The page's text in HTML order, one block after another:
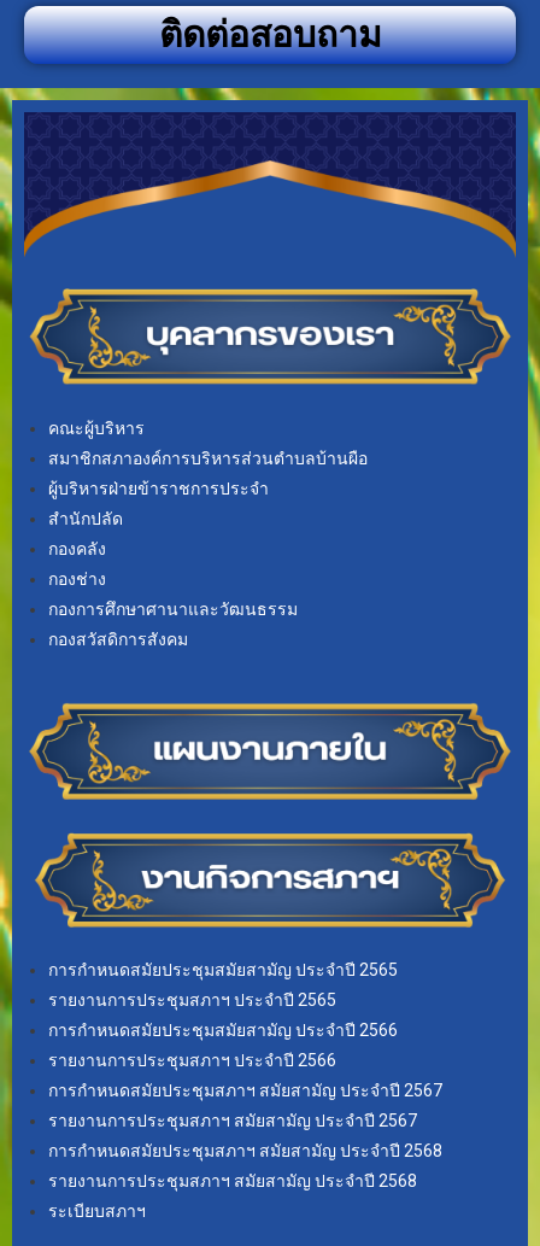
ติดต่อสอบถาม
คณะผู้บริหาร
สมาชิกสภาองค์การบริหารส่วนตำบลบ้านผือ
ผู้บริหารฝ่ายข้าราชการประจำ
สำนักปลัด
กองคลัง
กองช่าง
กองการศึกษาศานาและวัฒนธรรม
กองสวัสดิการสังคม
การกำหนดสมัยประชุมสมัยสามัญ ประจำปี 2565
รายงานการประชุมสภาฯ ประจำปี 2565
การกำหนดสมัยประชุมสมัยสามัญ ประจำปี 2566
รายงานการประชุมสภาฯ ประจำปี 2566
การกำหนดสมัยประชุมสภาฯ สมัยสามัญ ประจำปี 2567
รายงานการประชุมสภาฯ สมัยสามัญ ประจำปี 2567
การกำหนดสมัยประชุมสภาฯ สมัยสามัญ ประจำปี 2568
รายงานการประชุมสภาฯ สมัยสามัญ ประจำปี 2568
ระเบียบสภาฯ